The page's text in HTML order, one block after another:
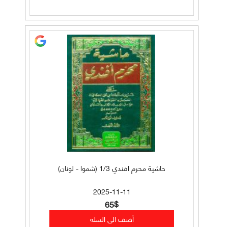
حاشية محرم افندي 1/3 (شموا - لونان)
2025-11-11
65$